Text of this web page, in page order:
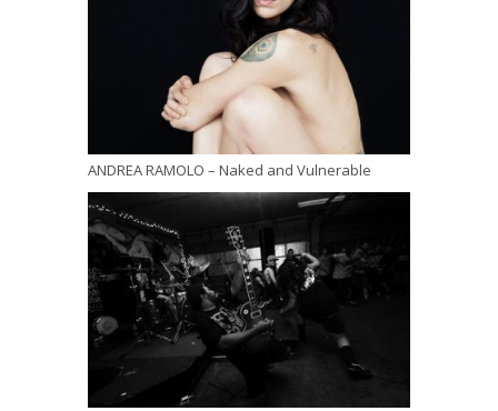
ANDREA RAMOLO – Naked and Vulnerable